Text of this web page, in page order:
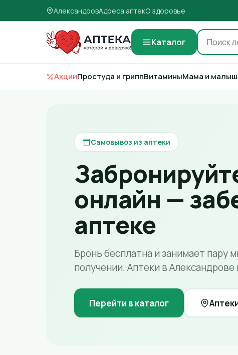
АлександровАдреса аптекО здоровье
Каталог
АкцииПростуда и гриппВитаминыМама и малыш
Самовывоз из аптеки
онлайн —
аптеке
Бронь бесплатна и занимает пару
получении. Аптеки в Александрове
Перейти в каталог